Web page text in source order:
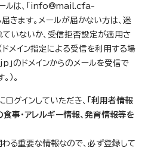
ルは、「info@mail.cfa-
ます。メールが届かない方は、迷
ていないか、受信拒否設定が適用さ
メイン指定による受信を利用する場
のドメインからのメールを受信で
）。
ログインしていただき、 「利用者情報
事・アレルギー情報、発育情報等を
重要な情報なので、必ず登録して